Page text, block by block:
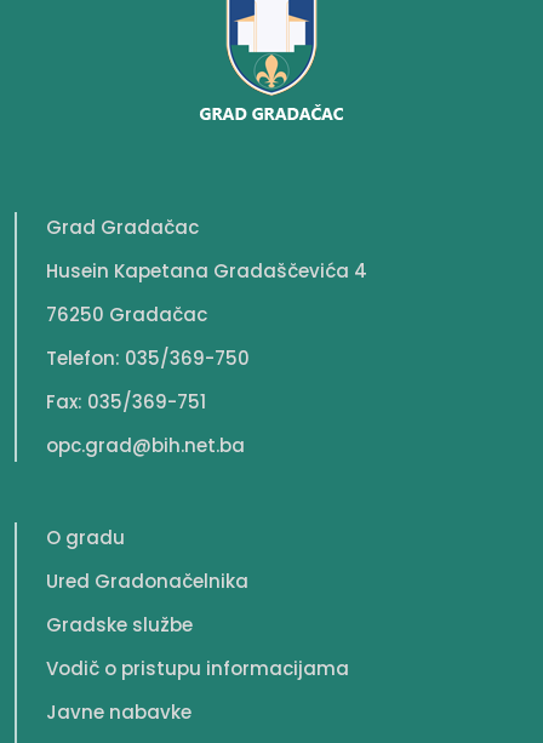
Grad Gradačac
Husein Kapetana Gradaščevića 4
76250 Gradačac
Telefon: 035/369-750
Fax: 035/369-751
opc.grad@bih.net.ba
O gradu
Ured Gradonačelnika
Gradske službe
Vodič o pristupu informacijama
Javne nabavke